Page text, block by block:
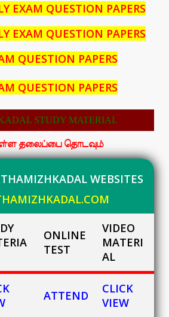
EXAM QUESTION PAPERS
EXAM QUESTION PAPERS
QUESTION PAPERS
QUESTION PAPERS
STUDY MATERIAL
தலைப்பை தொடவும்
WEBSITES
ONLINE
TEST
VIDEO
MATERI
AL
ATTEND
CLICK
VIEW